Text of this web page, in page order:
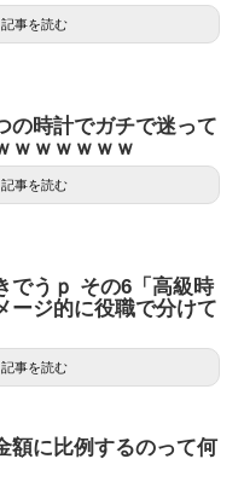
記事を読む
の時計でガチで迷って
ｗｗｗｗｗｗ
記事を読む
でうｐ その6「高級時
ージ的に役職で分けて
記事を読む
額に比例するのって何